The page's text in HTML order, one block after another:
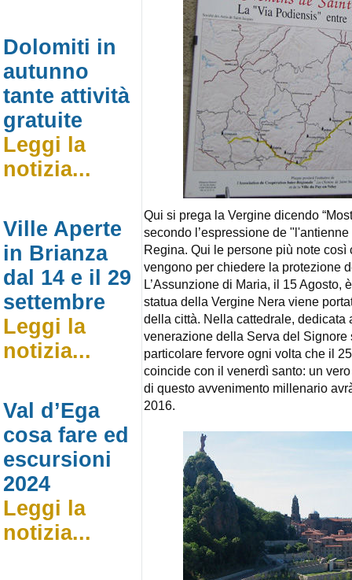
Dolomiti in
autunno
tante attività
gratuite
Leggi la
notizia...
Ville Aperte
in Brianza
dal 14 e il 29
settembre
Leggi la
notizia...
Val d’Ega
cosa fare ed
escursioni
2024
Leggi la
notizia...
Qui si prega la Vergine dicendo
secondo l’espressione de
Regina. Qui le persone più note
vengono per chiedere la protezione
L’Assunzione di Maria, il 15 Agosto,
statua della Vergine Nera viene
della città. Nella cattedrale, dedicata
venerazione della Serva del
particolare fervore ogni volta che il
coincide con il venerdì santo: un
di questo avvenimento millenario
2016.